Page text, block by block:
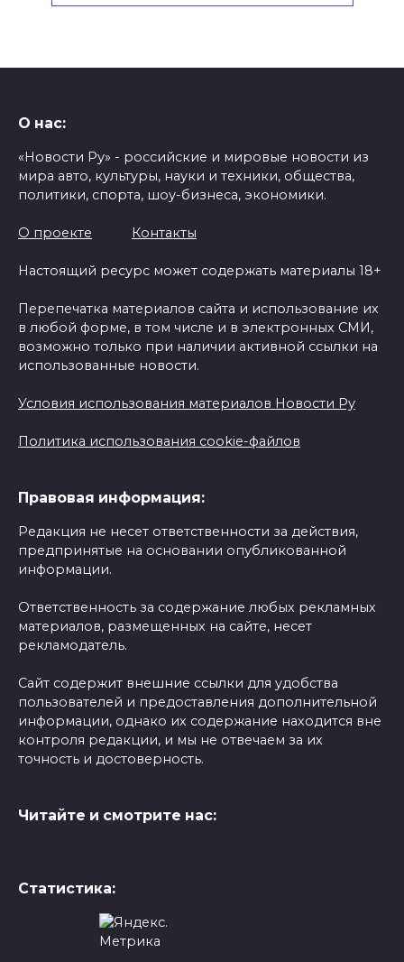
О нас:
«Новости Ру» - российские и мировые новости из
мира авто, культуры, науки и техники, общества,
политики, спорта, шоу-бизнеса, экономики.
О проекте Контакты
Настоящий ресурс может содержать материалы 18+
Перепечатка материалов сайта и использование их
в любой форме, в том числе и в электронных СМИ,
возможно только при наличии активной ссылки на
использованные новости.
Условия использования материалов Новости Ру
Политика использования cookie-файлов
Правовая информация:
Редакция не несет ответственности за действия,
предпринятые на основании опубликованной
информации.
Ответственность за содержание любых рекламных
материалов, размещенных на сайте, несет
рекламодатель.
Сайт содержит внешние ссылки для удобства
пользователей и предоставления дополнительной
информации, однако их содержание находится вне
контроля редакции, и мы не отвечаем за их
точность и достоверность.
Читайте и смотрите нас:
Статистика: